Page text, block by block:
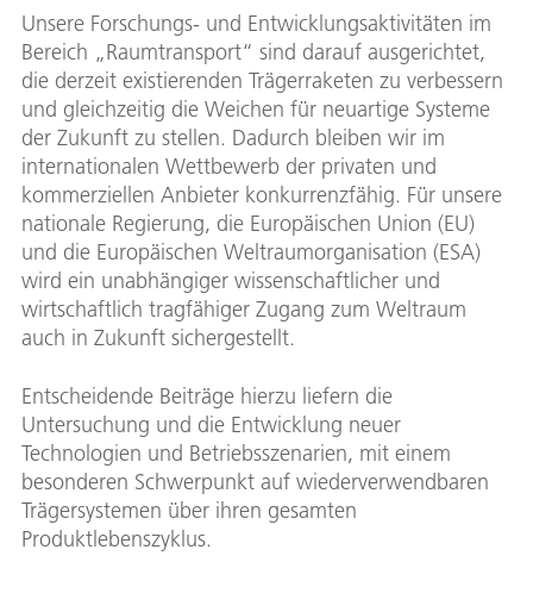
Unsere Forschungs- und Entwicklungsaktivitäten im
Bereich „Raumtransport“ sind darauf ausgerichtet,
die derzeit existierenden Trägerraketen zu verbessern
und gleichzeitig die Weichen für neuartige Systeme
der Zukunft zu stellen. Dadurch bleiben wir im
internationalen Wettbewerb der privaten und
kommerziellen Anbieter konkurrenzfähig. Für unsere
nationale Regierung, die Europäischen Union (EU)
und die Europäischen Weltraumorganisation (ESA)
wird ein unabhängiger wissenschaftlicher und
wirtschaftlich tragfähiger Zugang zum Weltraum
auch in Zukunft sichergestellt.
Entscheidende Beiträge hierzu liefern die
Untersuchung und die Entwicklung neuer
Technologien und Betriebsszenarien, mit einem
besonderen Schwerpunkt auf wiederverwendbaren
Trägersystemen über ihren gesamten
Produktlebenszyklus.